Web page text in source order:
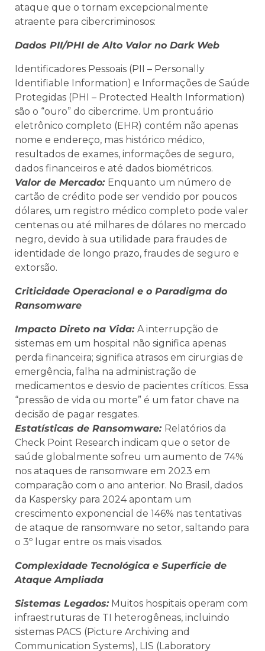
ataque que o tornam excepcionalmente
atraente para cibercriminosos:
Dados PII/PHI de Alto Valor no Dark Web
Identificadores Pessoais (PII – Personally
Identifiable Information) e Informações de Saúde
Protegidas (PHI – Protected Health Information)
são o “ouro” do cibercrime. Um prontuário
eletrônico completo (EHR) contém não apenas
nome e endereço, mas histórico médico,
resultados de exames, informações de seguro,
dados financeiros e até dados biométricos.
Valor de Mercado: Enquanto um número de
cartão de crédito pode ser vendido por poucos
dólares, um registro médico completo pode valer
centenas ou até milhares de dólares no mercado
negro, devido à sua utilidade para fraudes de
identidade de longo prazo, fraudes de seguro e
extorsão.
Criticidade Operacional e o Paradigma do
Ransomware
Impacto Direto na Vida: A interrupção de
sistemas em um hospital não significa apenas
perda financeira; significa atrasos em cirurgias de
emergência, falha na administração de
medicamentos e desvio de pacientes críticos. Essa
“pressão de vida ou morte” é um fator chave na
decisão de pagar resgates.
Estatísticas de Ransomware: Relatórios da
Check Point Research indicam que o setor de
saúde globalmente sofreu um aumento de 74%
nos ataques de ransomware em 2023 em
comparação com o ano anterior. No Brasil, dados
da Kaspersky para 2024 apontam um
crescimento exponencial de 146% nas tentativas
de ataque de ransomware no setor, saltando para
o 3º lugar entre os mais visados.
Complexidade Tecnológica e Superfície de
Ataque Ampliada
Sistemas Legados:Muitos hospitais operam com
infraestruturas de TI heterogêneas, incluindo
sistemas PACS (Picture Archiving and
Communication Systems), LIS (Laboratory